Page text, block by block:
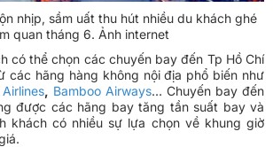
nhịp, sầm uất thu hút nhiều du khách ghé
quan tháng 6. Ảnh internet
có thể chọn các chuyến bay đến Tp Hồ Chí
các hãng hàng không nội địa phổ biến như
, Bamboo Airways… Chuyến bay đến
được các hãng bay tăng tần suất bay và
khách có nhiều sự lựa chọn về khung giờ